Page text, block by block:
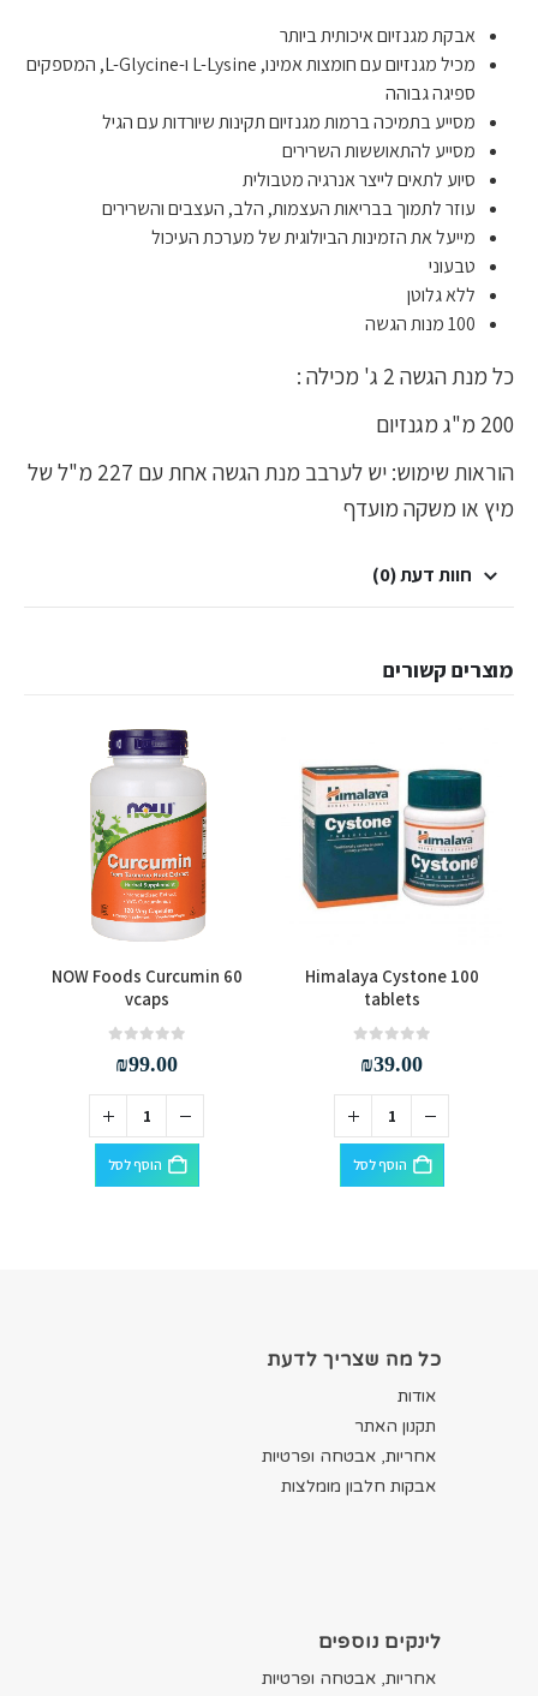
אבקת מגנזיום איכותית ביותר
מכיל מגנזיום עם חומצות אמינו, L-Lysine ו-L-Glycine, המספקים
ספיגה גבוהה
מסייע בתמיכה ברמות מגנזיום תקינות שיורדות עם הגיל
מסייע להתאוששות השרירים
סיוע לתאים לייצר אנרגיה מטבולית
עוזר לתמוך בבריאות העצמות, הלב, העצבים והשרירים
מייעל את הזמינות הביולוגית של מערכת העיכול
טבעוני
ללא גלוטן
100 מנות הגשה
כל מנת הגשה 2 ג' מכילה :
200 מ"ג מגנזיום
הוראות שימוש: יש לערבב מנת הגשה אחת עם 227 מ"ל של
מיץ או משקה מועדף
חוות דעת (0)
מוצרים קשורים
Himalaya Cystone 100
tablets
₪39.00
הוסף לסל
NOW Foods Curcumin 60
vcaps
₪99.00
הוסף לסל
כל מה שצריך לדעת
אודות
תקנון האתר
אחריות, אבטחה ופרטיות
אבקות חלבון מומלצות
לינקים נוספים
אחריות, אבטחה ופרטיות